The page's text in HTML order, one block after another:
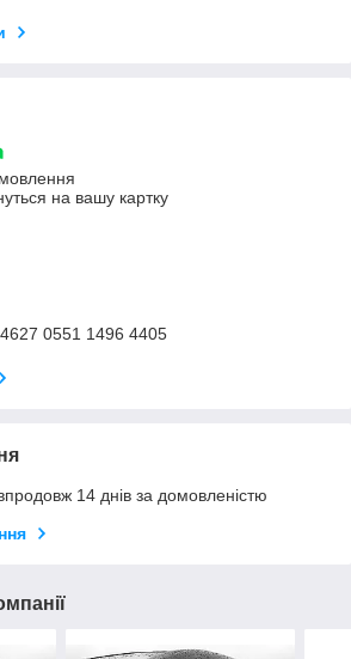
на вашу картку
0551 1496 4405
14 днів за домовленістю